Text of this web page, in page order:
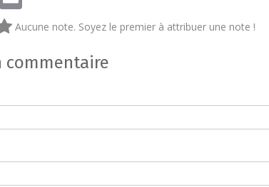
Aucune note. Soyez le premier à attribuer une note !
commentaire